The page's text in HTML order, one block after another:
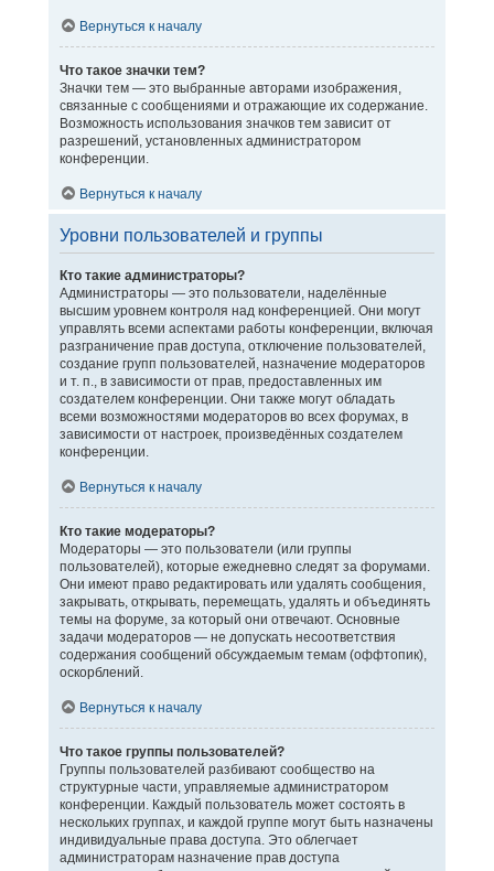
Вернуться к началу
Что такое значки тем?
Значки тем — это выбранные авторами изображения,
связанные с сообщениями и отражающие их содержание.
Возможность использования значков тем зависит от
разрешений, установленных администратором
конференции.
Вернуться к началу
Уровни пользователей и группы
Кто такие администраторы?
Администраторы — это пользователи, наделённые
высшим уровнем контроля над конференцией. Они могут
управлять всеми аспектами работы конференции, включая
разграничение прав доступа, отключение пользователей,
создание групп пользователей, назначение модераторов
и т. п., в зависимости от прав, предоставленных им
создателем конференции. Они также могут обладать
всеми возможностями модераторов во всех форумах, в
зависимости от настроек, произведённых создателем
конференции.
Вернуться к началу
Кто такие модераторы?
Модераторы — это пользователи (или группы
пользователей), которые ежедневно следят за форумами.
Они имеют право редактировать или удалять сообщения,
закрывать, открывать, перемещать, удалять и объединять
темы на форуме, за который они отвечают. Основные
задачи модераторов — не допускать несоответствия
содержания сообщений обсуждаемым темам (оффтопик),
оскорблений.
Вернуться к началу
Что такое группы пользователей?
Группы пользователей разбивают сообщество на
структурные части, управляемые администратором
конференции. Каждый пользователь может состоять в
нескольких группах, и каждой группе могут быть назначены
индивидуальные права доступа. Это облегчает
администраторам назначение прав доступа